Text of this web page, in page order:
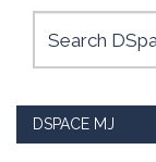
DSPACE MJ